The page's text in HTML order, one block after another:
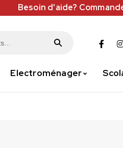
Besoin d'aide?
Electroménager